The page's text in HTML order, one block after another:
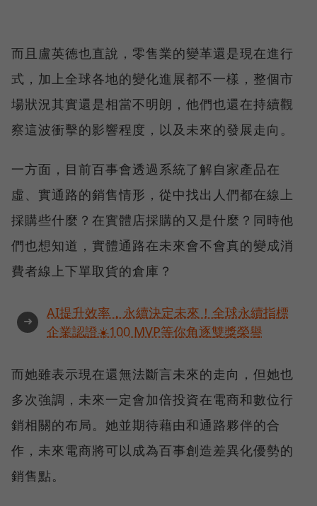
而且盧英德也直說，零售業的變革還是現在進行
式，加上全球各地的變化進展都不一樣，整個市
場狀況其實還是相當不明朗，他們也還在持續觀
察這波衝擊的影響程度，以及未來的發展走向。
一方面，目前百事會透過系統了解自家產品在
虛、實通路的銷售情形，從中找出人們都在線上
採購些什麼？在實體店採購的又是什麼？同時他
們也想知道，實體通路在未來會不會真的變成消
費者線上下單取貨的倉庫？
➜
AI提升效率，永續決定未來！全球永續指標
企業認證☀️100 MVP等你角逐雙獎榮譽
而她雖表示現在還無法斷言未來的走向，但她也
多次強調，未來一定會加倍投資在電商和數位行
銷相關的布局。她並期待藉由和通路夥伴的合
作，未來電商將可以成為百事創造差異化優勢的
銷售點。